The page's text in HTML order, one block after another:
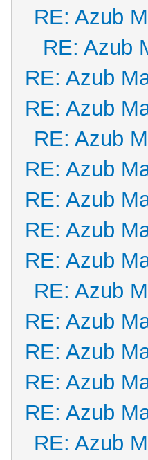
RE: Azub
RE: Azub
RE: Azub
RE: Azub
RE: Azub
RE: Azub
RE: Azub
RE: Azub
RE: Azub
RE: Azub
RE: Azub
RE: Azub
RE: Azub
RE: Azub
RE: Azub